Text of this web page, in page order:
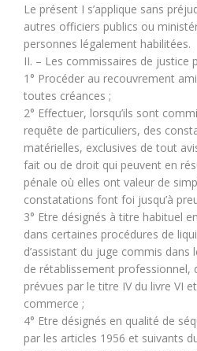
Le présent I s’applique sans
autres officiers publics ou
personnes légalement habilitées.
II. – Les commissaires de justice
1° Procéder au recouvrement
toutes créances ;
2° Effectuer, lorsqu’ils sont
requête de particuliers, des
matérielles, exclusives de tout
fait ou de droit qui peuvent en
pénale où elles ont valeur de
constatations font foi jusqu’à
3° Etre désignés à titre habituel
dans certaines procédures de
d’assistant du juge commis dans
de rétablissement professionnel,
prévues par le titre IV du livre VI
commerce ;
4° Etre désignés en qualité de
par les articles 1956 et suivants